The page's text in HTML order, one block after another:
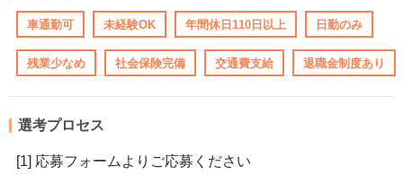
車通勤可 未経験OK 年間休日110日以上 日勤のみ
残業少なめ 社会保険完備 交通費支給 退職金制度あり
選考プロセス
[1] 応募フォームよりご応募ください